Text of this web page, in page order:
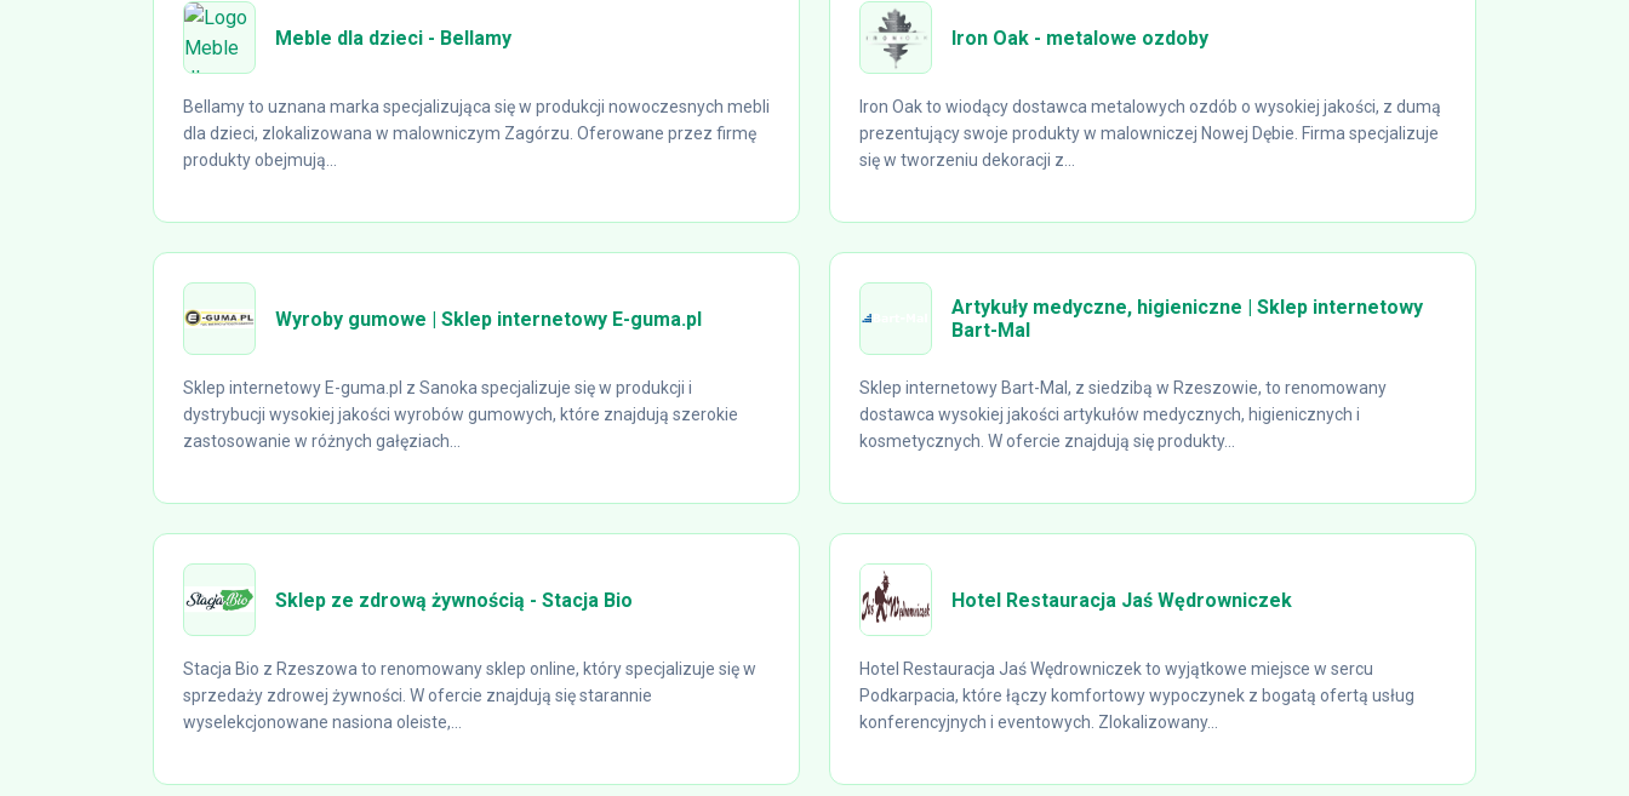
Meble dla dzieci - Bellamy
Bellamy to uznana marka specjalizująca się w produkcji nowoczesnych mebli
dla dzieci, zlokalizowana w malowniczym Zagórzu. Oferowane przez firmę
produkty obejmują...
Iron Oak - metalowe ozdoby
Iron Oak to wiodący dostawca metalowych ozdób o wysokiej jakości, z dumą
prezentujący swoje produkty w malowniczej Nowej Dębie. Firma specjalizuje
się w tworzeniu dekoracji z...
Wyroby gumowe | Sklep internetowy E-guma.pl
Sklep internetowy E-guma.pl z Sanoka specjalizuje się w produkcji i
dystrybucji wysokiej jakości wyrobów gumowych, które znajdują szerokie
zastosowanie w różnych gałęziach...
Artykuły medyczne, higieniczne | Sklep internetowy
Bart-Mal
Sklep internetowy Bart-Mal, z siedzibą w Rzeszowie, to renomowany
dostawca wysokiej jakości artykułów medycznych, higienicznych i
kosmetycznych. W ofercie znajdują się produkty...
Sklep ze zdrową żywnością - Stacja Bio
Stacja Bio z Rzeszowa to renomowany sklep online, który specjalizuje się w
sprzedaży zdrowej żywności. W ofercie znajdują się starannie
wyselekcjonowane nasiona oleiste,...
Hotel Restauracja Jaś Wędrowniczek
Hotel Restauracja Jaś Wędrowniczek to wyjątkowe miejsce w sercu
Podkarpacia, które łączy komfortowy wypoczynek z bogatą ofertą usług
konferencyjnych i eventowych. Zlokalizowany...